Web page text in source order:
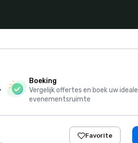
Boeking
Vergelijk offertes en boek uw ideale
evenementsruimte
Favorite